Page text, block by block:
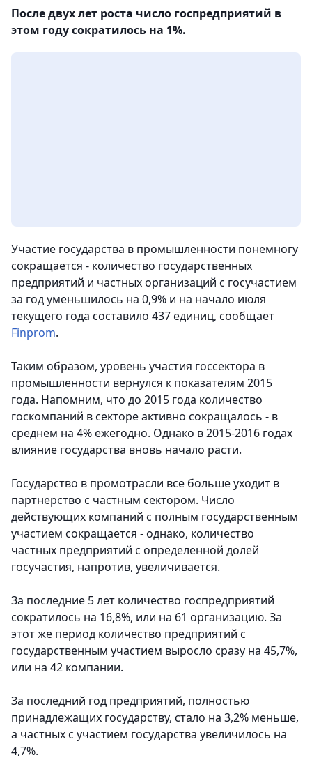
После двух лет роста число госпредприятий в
этом году сократилось на 1%.
Участие государства в промышленности понемногу
сокращается - количество государственных
предприятий и частных организаций с госучастием
за год уменьшилось на 0,9% и на начало июля
текущего года составило 437 единиц, сообщает
Finprom.
Таким образом, уровень участия госсектора в
промышленности вернулся к показателям 2015
года. Напомним, что до 2015 года количество
госкомпаний в секторе активно сокращалось - в
среднем на 4% ежегодно. Однако в 2015-2016 годах
влияние государства вновь начало расти.
Государство в промотрасли все больше уходит в
партнерство с частным сектором. Число
действующих компаний с полным государственным
участием сокращается - однако, количество
частных предприятий с определенной долей
госучастия, напротив, увеличивается.
За последние 5 лет количество госпредприятий
сократилось на 16,8%, или на 61 организацию. За
этот же период количество предприятий с
государственным участием выросло сразу на 45,7%,
или на 42 компании.
За последний год предприятий, полностью
принадлежащих государству, стало на 3,2% меньше,
а частных с участием государства увеличилось на
4,7%.